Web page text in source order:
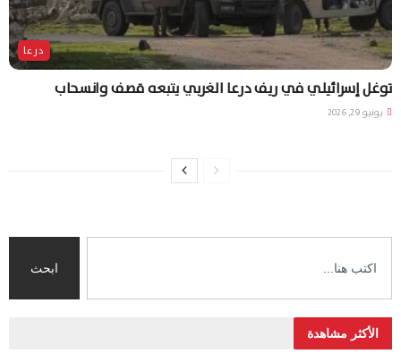
درعا
توغل إسرائيلي في ريف درعا الغربي يتبعه قصف وانسحاب
يونيو 29, 2026
ابحث
الأكثر مشاهدة